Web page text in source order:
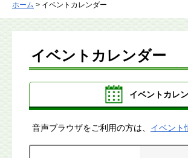
ホーム > イベントカレンダー
イベントカレンダー
イベントカレ
音声ブラウザをご利用の方は、 イベント